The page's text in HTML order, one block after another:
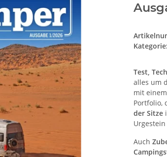
Kategorie:
Test,
alles um
mit
Portfolio,
der Sitze
Auch